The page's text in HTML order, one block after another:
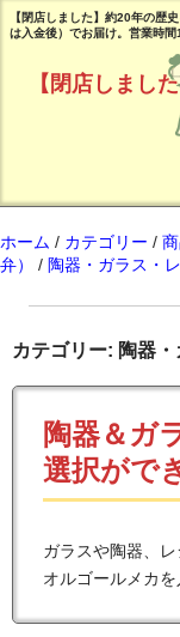
【閉店しました】約20年の歴
は入金後）でお届け。営業時
【閉店しまし
トップページ
曲目リスト(試聴可
ご注文ガイド(必読
よくある質問
店舗情報
ホーム / カテゴリー /
弁）
/ 陶器・ガラス・
カテゴリー: 陶器
陶器＆ガ
選択がで
ガラスや陶器、
オルゴールメカ